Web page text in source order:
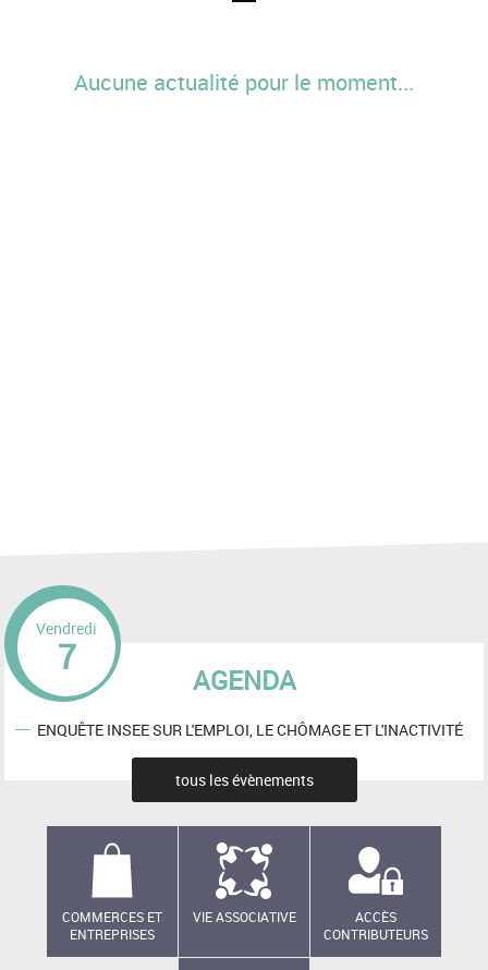
Aucune actualité pour le moment...
AGENDA
Vendredi
7
ENQUÊTE INSEE SUR L'EMPLOI, LE CHÔMAGE ET L'INACTIVITÉ
tous les évènements
COMMERCES ET
ENTREPRISES
VIE ASSOCIATIVE
ACCÈS
CONTRIBUTEURS